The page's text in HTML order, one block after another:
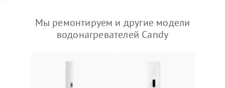
Мы ремонтируем и другие модели
водонагревателей Candy